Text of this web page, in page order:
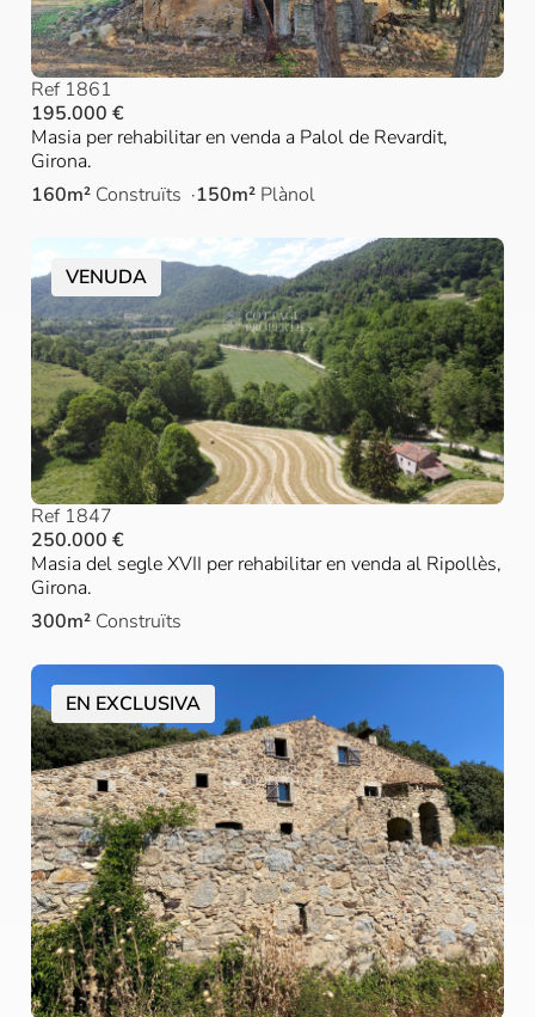
Ref 1861
195.000 €
Masia per rehabilitar en venda a Palol de Revardit,
Girona.
160m² Construïts 150m² Plànol
VENUDA
Ref 1847
250.000 €
Masia del segle XVII per rehabilitar en venda al Ripollès,
Girona.
300m² Construïts
EN EXCLUSIVA